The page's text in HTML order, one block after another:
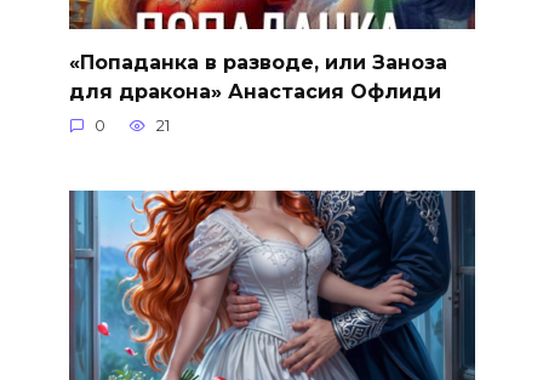
«Попаданка в разводе, или Заноза
для дракона» Анастасия Офлиди
0 21